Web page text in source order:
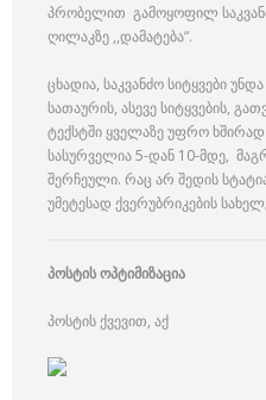
პრობელით გამოყოფილ
ღილაკზე ,,დამატება“.
ცხადია, საკვანძო სიტყვები
სათაურის, ასევე სიტყვების,
ტექსტში ყველაზე უფრო
სასურველია 5-დან 10-მდე,
შერჩეული. რაც არ შედის
უმეტესად ქვერუბრიკების
პოსტის ოპტიმიზაცია
პოსტის ქვევით, აქ